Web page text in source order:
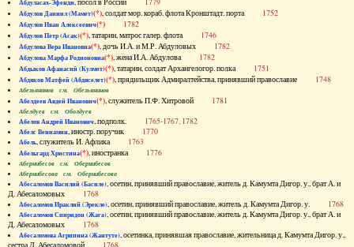
Абдуласах-Эфенди, посол в России 1779
Абдулов Даниил (Мамет)(*), солдат мор. кораб. флота Кронштадт. порта 1752
Абдулов Иван Алексеевич(*) 1782
Абдулов Петр (Асак)(*), татарин, матрос галер. флота 1746
Абдулова Вера Ивановна(*), дочь И.А. и М.Р. Абдуловых 1782
Абдулова Марфа Родионовна(*), жена И.А. Абдулова 1782
Абдыков Афанасий (Кулмет)(*), татарин, солдат Архангелогор. полка 1751
Абдяков Матфей (Абдяселет)(*), прядильщик Адмиралтейства, принявший православие 1748
Абезьянинов см. Обезьянинов
Абелдеев Авдей Иванович(*), служитель П.Ф. Хитровой 1781
Абелдуев см. Оболдуев
Абелов Андрей Иванович, подполк. 1765-1767, 1782
Абелс Вениамин, иностр. поручик 1770
Абель, служитель И. Афлика 1763
Абельгард Христина(*), иностранка 1776
Абернибесов см. Обернибесов
Абернибесова см. Обернибесова
Абесаломов Василий (Басиле), осетин, принявший православие, житель д. Камумта Дигор. у., брат А. и
Д. Абесаломовых 1768
Абесаломов Ираклий (Эрекле), осетин, принявший православие, житель д. Камумта Дигор. у. 1768
Абесаломов Спиридон (Жага), осетин, принявший православие, житель д. Камумта Дигор. у., брат А. и
Д. Абесаломовых 1768
Абесаломова Агрипина (Жантуте), осетинка, принявшая православие, жительница д. Камумта Дигор. у.,